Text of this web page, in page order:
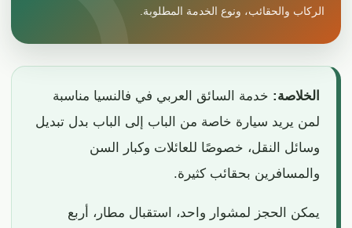
الركاب والحقائب، ونوع الخدمة المطلوبة.
الخلاصة: خدمة السائق العربي في فالنسيا مناسبة
لمن يريد سيارة خاصة من الباب إلى الباب بدل تبديل
وسائل النقل، خصوصًا للعائلات وكبار السن
والمسافرين بحقائب كثيرة.
يمكن الحجز لمشوار واحد، استقبال مطار، أربع